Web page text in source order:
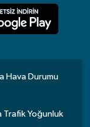
Hava Durumu
Trafik Yoğunluk